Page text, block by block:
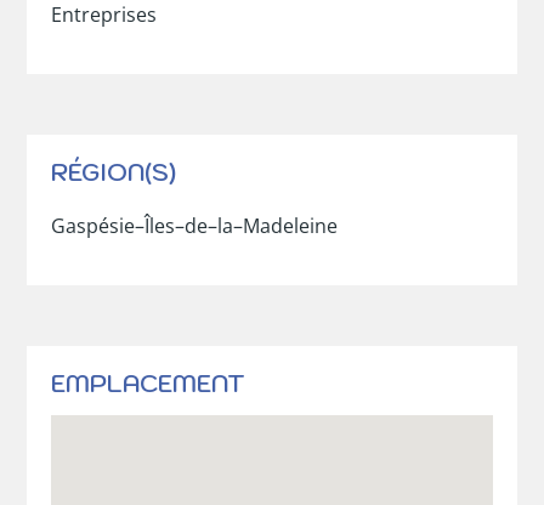
RÉGION(S)
Gaspésie–Îles–de–la–Madeleine
Entreprises
EMPLACEMENT